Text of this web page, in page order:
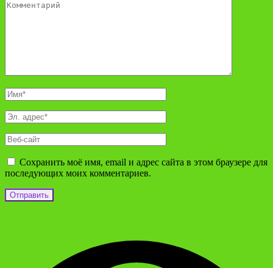
Сохранить моё имя, email и адрес сайта в этом браузере для
последующих моих комментариев.